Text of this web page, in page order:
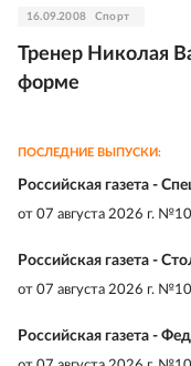
16.09.2008 Спорт
Тренер Николая
форме
ПОСЛЕДНИЕ ВЫПУСКИ:
Российская газета -
от 07 августа 2026 г.
Российская газета -
от 07 августа 2026 г.
Российская газета -